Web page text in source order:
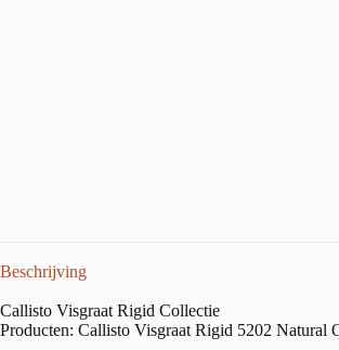
Beschrijving
Callisto Visgraat Rigid Collectie
Producten: Callisto Visgraat Rigid 5202